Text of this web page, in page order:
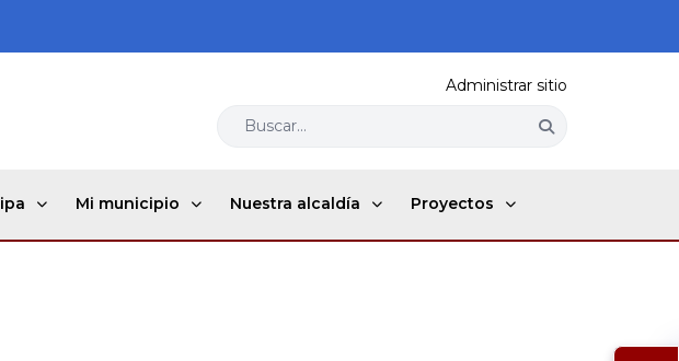
Administrar sitio
Buscar...
Mi municipio Nuestra alcaldía Proyectos